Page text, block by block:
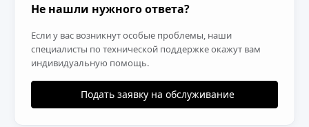
Не нашли нужного ответа?
Если у вас возникнут особые проблемы, наши
специалисты по технической поддержке окажут вам
индивидуальную помощь.
Подать заявку на обслуживание